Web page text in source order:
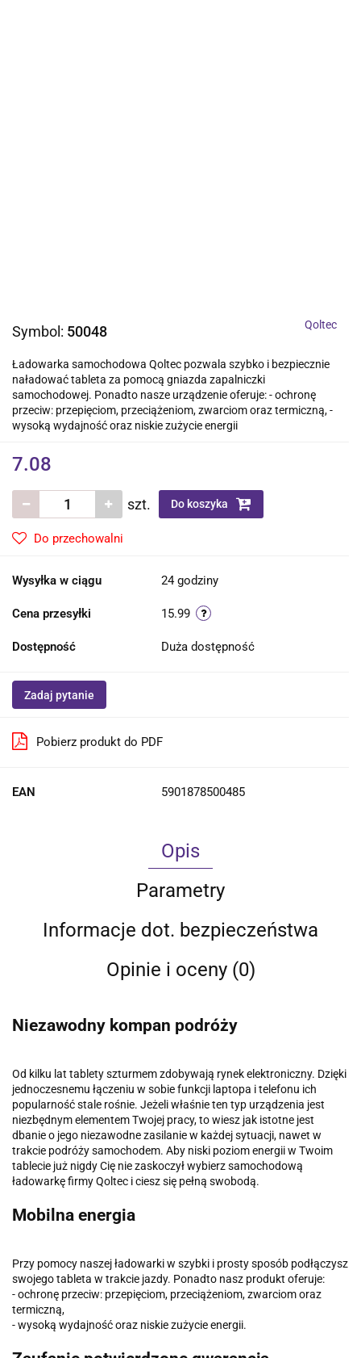
Symbol: 50048 Qoltec
Ładowarka samochodowa Qoltec pozwala szybko i bezpiecznie
naładować tableta za pomocą gniazda zapalniczki
samochodowej. Ponadto nasze urządzenie oferuje: - ochronę
przeciw: przepięciom, przeciążeniom, zwarciom oraz termiczną, -
wysoką wydajność oraz niskie zużycie energii
7.08
szt. Do koszyka
Do przechowalni
Wysyłka w ciągu 24 godziny
Cena przesyłki 15.99
Dostępność Duża dostępność
Zadaj pytanie
Pobierz produkt do PDF
EAN 5901878500485
Opis
Parametry
Informacje dot. bezpieczeństwa
Opinie i oceny (0)
Niezawodny kompan podróży
Od kilku lat tablety szturmem zdobywają rynek elektroniczny. Dzięki
jednoczesnemu łączeniu w sobie funkcji laptopa i telefonu ich
popularność stale rośnie. Jeżeli właśnie ten typ urządzenia jest
niezbędnym elementem Twojej pracy, to wiesz jak istotne jest
dbanie o jego niezawodne zasilanie w każdej sytuacji, nawet w
trakcie podróży samochodem. Aby niski poziom energii w Twoim
tablecie już nigdy Cię nie zaskoczył wybierz samochodową
ładowarkę firmy Qoltec i ciesz się pełną swobodą.
Mobilna energia
Przy pomocy naszej ładowarki w szybki i prosty sposób podłączysz
swojego tableta w trakcie jazdy. Ponadto nasz produkt oferuje:
- ochronę przeciw: przepięciom, przeciążeniom, zwarciom oraz
termiczną,
- wysoką wydajność oraz niskie zużycie energii.